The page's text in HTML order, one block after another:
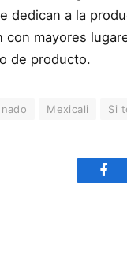
dedican a la
mayores
de producto.
Mexicali Si